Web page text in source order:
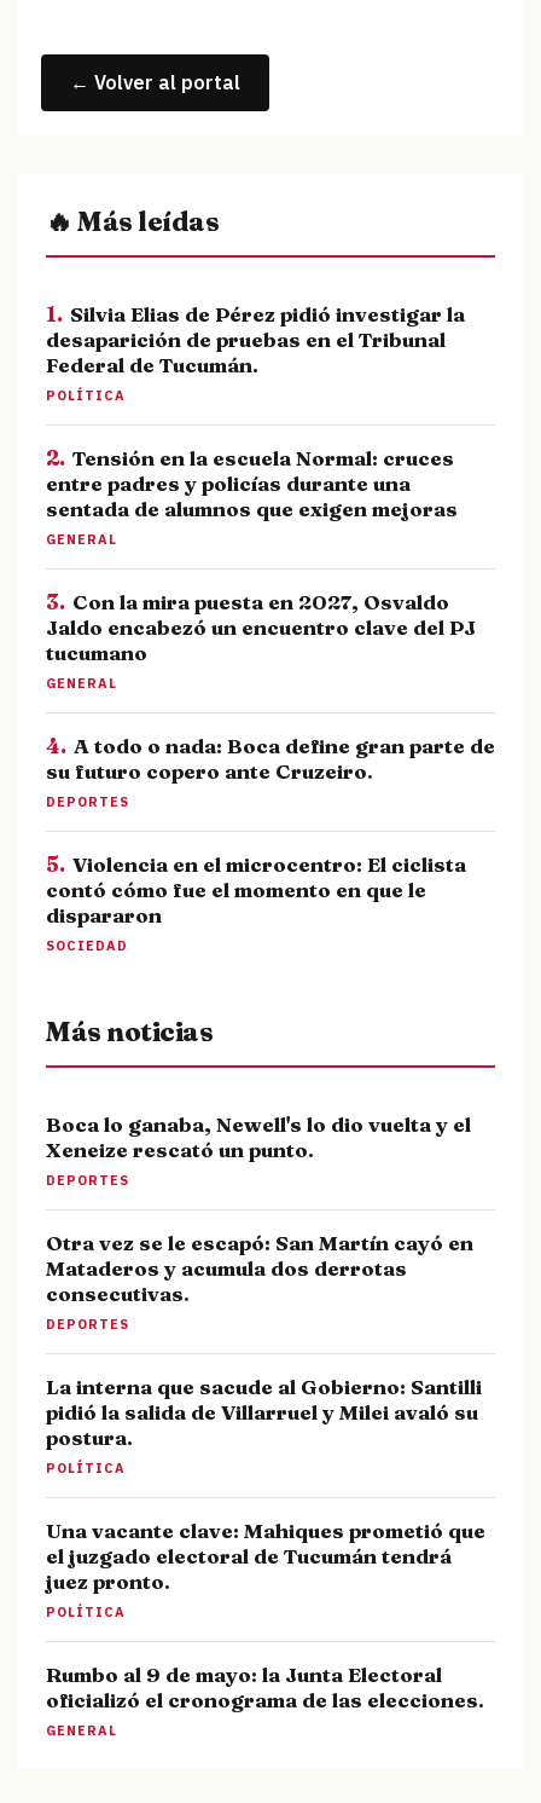
← Volver al portal
🔥 Más leídas
1. Silvia Elias de Pérez pidió investigar la
desaparición de pruebas en el Tribunal
Federal de Tucumán.
POLÍTICA
2. Tensión en la escuela Normal: cruces
entre padres y policías durante una
sentada de alumnos que exigen mejoras
GENERAL
3. Con la mira puesta en 2027, Osvaldo
Jaldo encabezó un encuentro clave del PJ
tucumano
GENERAL
4. A todo o nada: Boca define gran parte de
su futuro copero ante Cruzeiro.
DEPORTES
5. Violencia en el microcentro: El ciclista
contó cómo fue el momento en que le
dispararon
SOCIEDAD
Más noticias
Boca lo ganaba, Newell's lo dio vuelta y el
Xeneize rescató un punto.
DEPORTES
Otra vez se le escapó: San Martín cayó en
Mataderos y acumula dos derrotas
consecutivas.
DEPORTES
La interna que sacude al Gobierno: Santilli
pidió la salida de Villarruel y Milei avaló su
postura.
POLÍTICA
Una vacante clave: Mahiques prometió que
el juzgado electoral de Tucumán tendrá
juez pronto.
POLÍTICA
Rumbo al 9 de mayo: la Junta Electoral
oficializó el cronograma de las elecciones.
GENERAL